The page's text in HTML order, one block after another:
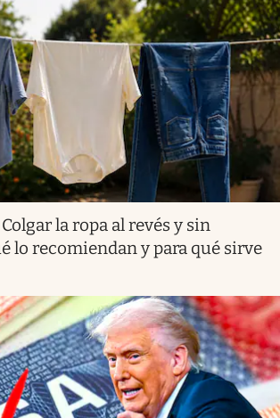
Colgar la ropa al revés y sin
lo recomiendan y para qué sirve